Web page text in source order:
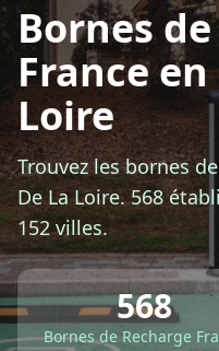
Bornes
France en
Loire
Trouvez les bornes
De La Loire. 568
152 villes.
568
Bornes de Recharge